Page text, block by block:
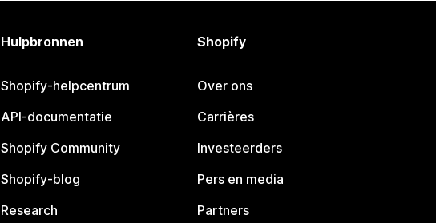
Hulpbronnen
Shopify-helpcentrum
API-documentatie
Shopify Community
Shopify-blog
Research
Shopify
Over ons
Carrières
Investeerders
Pers en media
Partners